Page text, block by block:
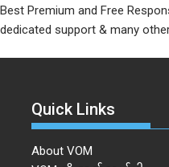
Best Premium and Free
dedicated support & many
Quick Links
About VOM